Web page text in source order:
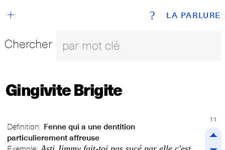
LA PARLURE
+ ?
Chercher
Gingivite Brigite
Définition: Fenne qui a une dentition
particulierement affreuse
11